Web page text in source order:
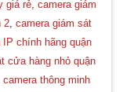
giá rẻ, camera giám
2, camera giám sát
IP chính hãng quận
cửa hàng nhỏ quận
camera thông minh